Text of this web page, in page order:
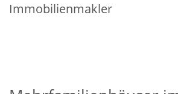
Immobilienmakler